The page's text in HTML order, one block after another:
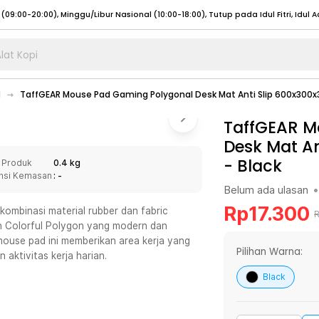
(07:00 - 20:00), Sabtu - Minggu (08:00 - 20:00), Tutup pada Idul Fitri
- 20:00), Sabtu - Minggu/ Libur Nasional (08:00 - 17:00) Selengkapnya
- 20:00), Sabtu - Minggu/ Libur Nasional (08:00 - 17:00) Selengkapnya
20:00), Minggu/Libur Nasional (12:00-20:00), Tutup pada Idul Fitri
20:00), Minggu/Libur Nasional (12:00-20:00), Tutup pada Idul Fitri
(07:00 - 20:00), Sabtu - Minggu (08:00 - 20:00), Tutup pada Idul Fitri
- 20:00), Sabtu - Minggu/ Libur Nasional (08:00 - 17:00) Selengkapnya
Kopi
TaffGEAR Mouse Pad Gaming Polygonal Desk Mat Anti Slip
0.4 kg
Kemasan : -
material rubber dan fabric
Polygon yang modern dan
pad ini memberikan area kerja yang
aktivitas kerja harian.
TaffGEAR
Desk Mat
- Black
Belum ada ulasan •
Rp17.300
Pilihan Warna:
Black